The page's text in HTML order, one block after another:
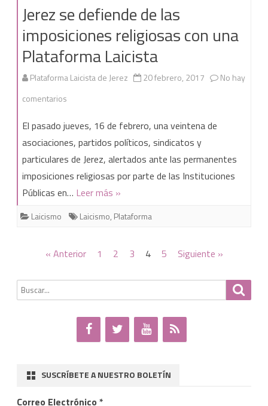
Jerez se defiende de las
imposiciones religiosas con una
Plataforma Laicista
Plataforma Laicista de Jerez 20 febrero, 2017
No hay
comentarios
se
defiende
de
imposiciones
Laicista
El pasado jueves, 16 de febrero, una veintena de
asociaciones, partidos políticos, sindicatos y
particulares de Jerez, alertados ante las permanentes
imposiciones religiosas por parte de las Instituciones
Públicas en… Leer más »
Laicismo Laicismo, Plataforma
Paginación
entradas
« Anterior 1 2 3 4 5 Siguiente »
Buscar
por:
SUSCRÍBETE A NUESTRO BOLETÍN
Correo Electrónico *